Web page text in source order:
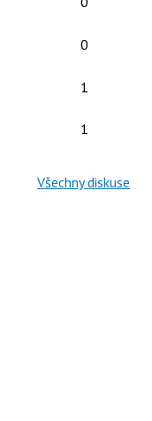
Počet
0
Počet
1
Počet
1
Všechny diskuse